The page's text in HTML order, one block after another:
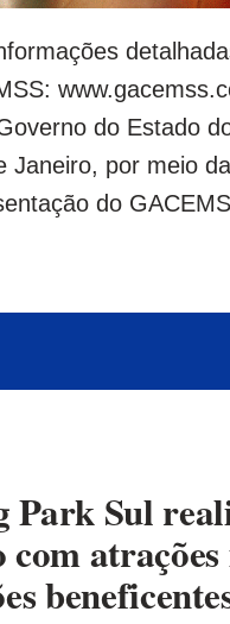
do Estado
por meio
do
Park Sul